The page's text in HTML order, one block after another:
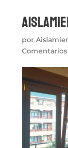
por
Comentarios